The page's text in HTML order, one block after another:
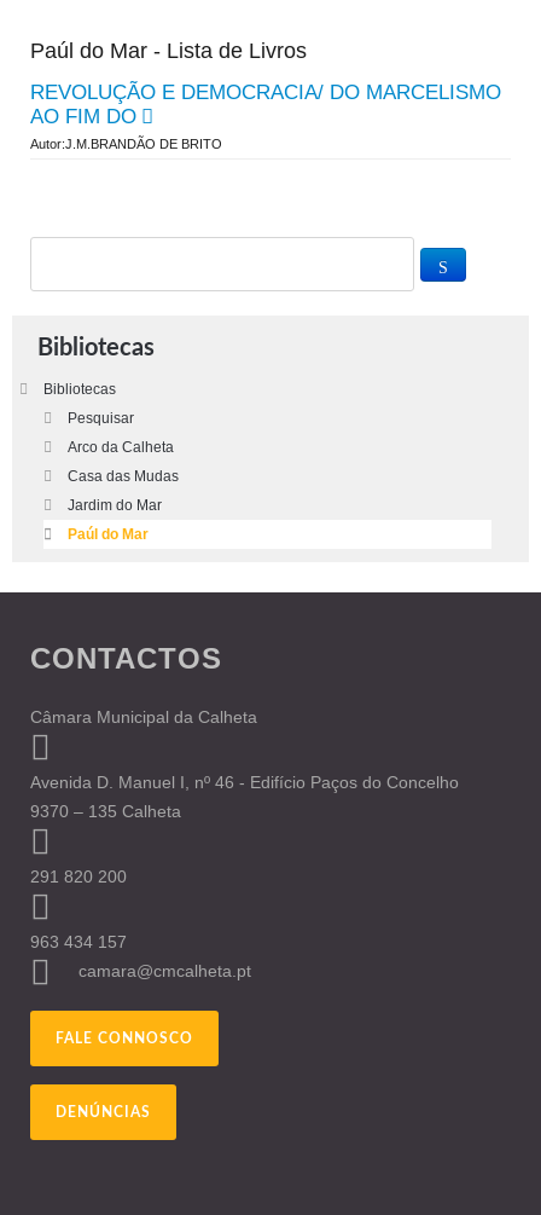
Paúl do Mar - Lista de Livros
REVOLUÇÃO E DEMOCRACIA/ DO MARCELISMO
AO FIM DO
Autor:J.M.BRANDÃO DE BRITO
Bibliotecas
Bibliotecas
Pesquisar
Arco da Calheta
Casa das Mudas
Jardim do Mar
Paúl do Mar
CONTACTOS
Câmara Municipal da Calheta
Avenida D. Manuel I, nº 46 - Edifício Paços do Concelho
9370 – 135 Calheta
291 820 200
963 434 157
camara@cmcalheta.pt
FALE CONNOSCO
DENÚNCIAS